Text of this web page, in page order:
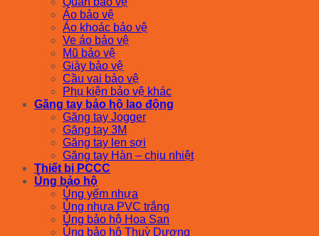
Áo bảo vệ
Áo khoác bảo vệ
Ve áo bảo vệ
Mũ bảo vệ
Giày bảo vệ
Cầu vai bảo vệ
Phụ kiện bảo vệ khác
Găng tay bảo hộ lao động
Găng tay Jogger
Găng tay 3M
Găng tay len sợi
Găng tay Hàn – chịu nhiệt
Thiết bị PCCC
Ủng bảo hộ
Ủng yếm nhựa
Ủng nhựa PVC trắng
Ủng bảo hộ Hoa San
Ủng bảo hộ Thuỳ Dương